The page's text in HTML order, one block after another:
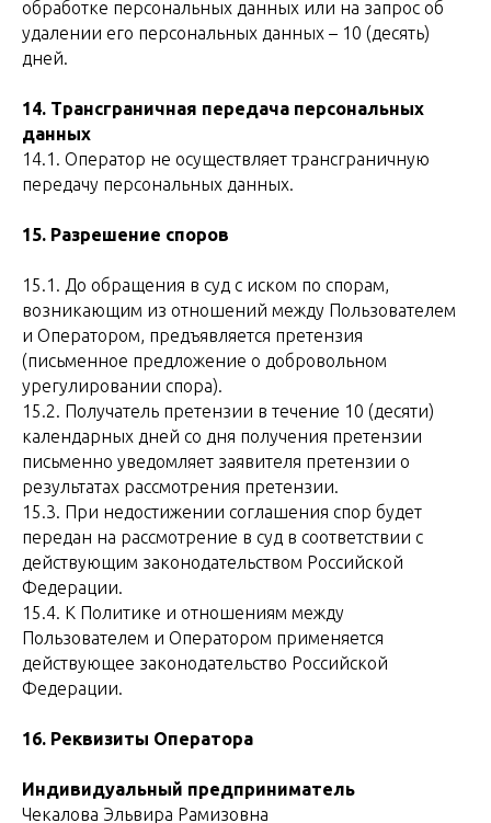
обработке персональных данных или на запрос об
удалении его персональных данных – 10 (десять)
дней.
14. Трансграничная передача персональных
данных
14.1. Оператор не осуществляет трансграничную
передачу персональных данных.
15. Разрешение споров
15.1. До обращения в суд с иском по спорам,
возникающим из отношений между Пользователем
и Оператором, предъявляется претензия
(письменное предложение о добровольном
урегулировании спора).
15.2. Получатель претензии в течение 10 (десяти)
календарных дней со дня получения претензии
письменно уведомляет заявителя претензии о
результатах рассмотрения претензии.
15.3. При недостижении соглашения спор будет
передан на рассмотрение в суд в соответствии с
действующим законодательством Российской
Федерации.
15.4. К Политике и отношениям между
Пользователем и Оператором применяется
действующее законодательство Российской
Федерации.
16. Реквизиты Оператора
Индивидуальный предприниматель
Чекалова Эльвира Рамизовна